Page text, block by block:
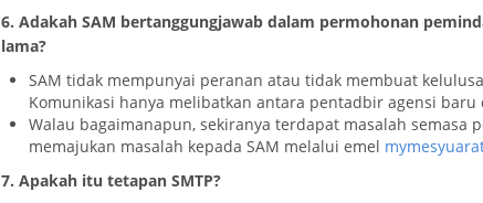
6. Adakah SAM bertanggungjawab dalam permohonan
lama?
SAM tidak mempunyai peranan atau tidak membuat
Komunikasi hanya melibatkan antara pentadbir agensi baru
Walau bagaimanapun, sekiranya terdapat masalah semasa
memajukan masalah kepada SAM melalui emel
7. Apakah itu tetapan SMTP?